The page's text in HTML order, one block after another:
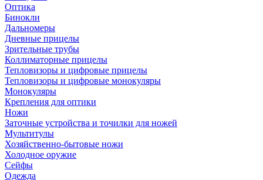
Оптика
Бинокли
Дальномеры
Дневные прицелы
Зрительные трубы
Коллиматорные прицелы
Тепловизоры и цифровые прицелы
Тепловизоры и цифровые монокуляры
Монокуляры
Крепления для оптики
Ножи
Заточные устройства и точилки для ножей
Мультитулы
Хозяйственно-бытовые ножи
Холодное оружие
Сейфы
Одежда